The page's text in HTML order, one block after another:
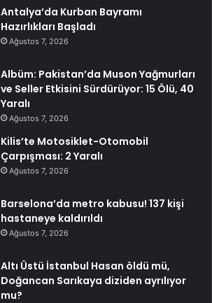
Antalya’da Kurban Bayramı
Hazırlıkları Başladı
Ağustos 7, 2026
Albüm: Pakistan’da Muson Yağmurları
ve Seller Etkisini Sürdürüyor: 15 Ölü, 40
Yaralı
Ağustos 7, 2026
Kilis’te Motosiklet-Otomobil
Çarpışması: 2 Yaralı
Ağustos 7, 2026
Barselona’da metro kabusu! 137 kişi
hastaneye kaldırıldı
Ağustos 7, 2026
Altı Üstü İstanbul Hasan öldü mü,
Doğancan Sarıkaya diziden ayrılıyor
mu?